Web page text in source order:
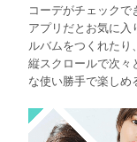
コーデがチェックで
アプリだとお気に入
ルバムをつくれたり、
縦スクロールで次々
な使い勝手で楽し